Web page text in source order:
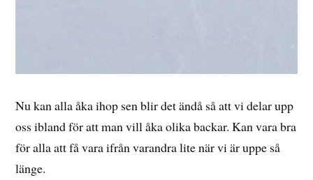
Nu kan alla åka ihop sen blir det ändå så att vi delar upp
oss ibland för att man vill åka olika backar. Kan vara bra
för alla att få vara ifrån varandra lite när vi är uppe så
länge.